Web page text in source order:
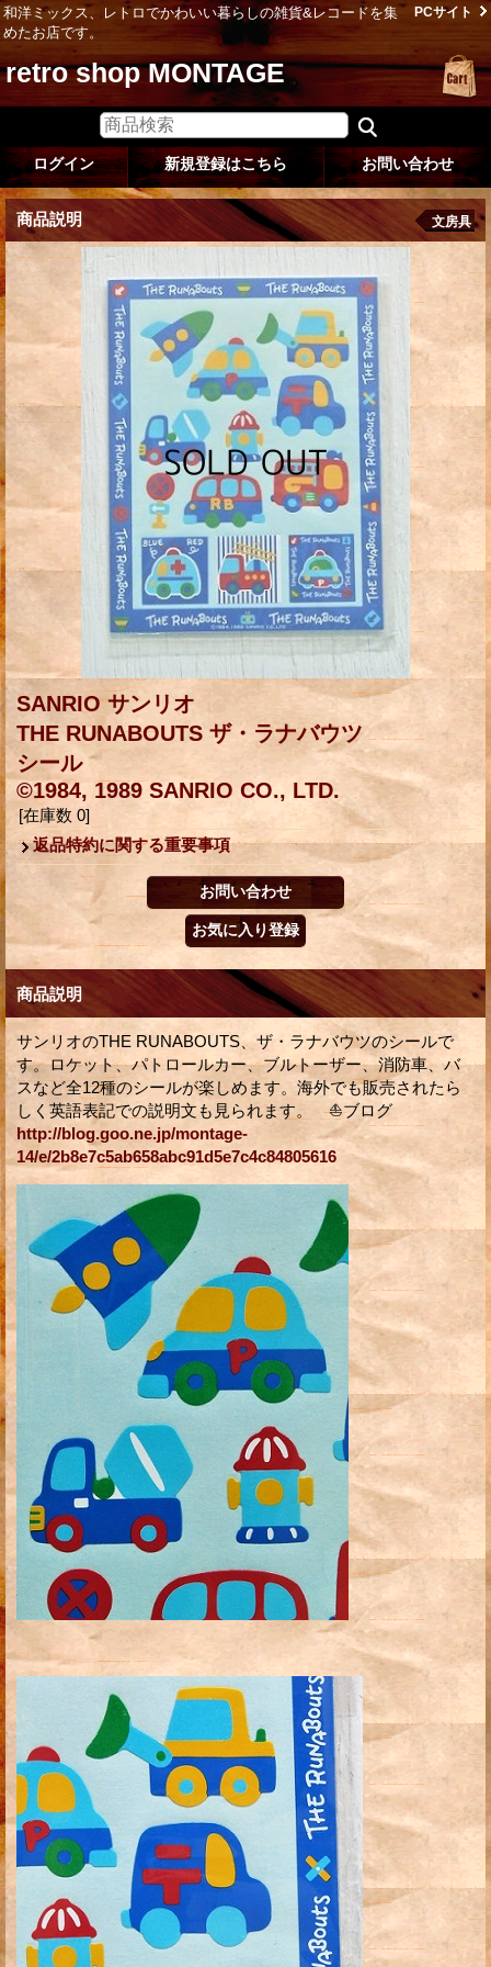
和洋ミックス、レトロでかわいい暮らしの雑貨&レコードを集
めたお店です。
PCサイト
retro shop MONTAGE
ログイン 新規登録はこちら お問い合わせ
商品説明 文房具
SANRIO サンリオ
THE RUNABOUTS ザ・ラナバウツ
シール
©1984, 1989 SANRIO CO., LTD.
[在庫数 0]
返品特約に関する重要事項
商品説明
サンリオのTHE RUNABOUTS、ザ・ラナバウツのシールで
す。ロケット、パトロールカー、ブルトーザー、消防車、バ
スなど全12種のシールが楽しめます。海外でも販売されたら
しく英語表記での説明文も見られます。 ⛵ブログ
http://blog.goo.ne.jp/montage-
14/e/2b8e7c5ab658abc91d5e7c4c84805616